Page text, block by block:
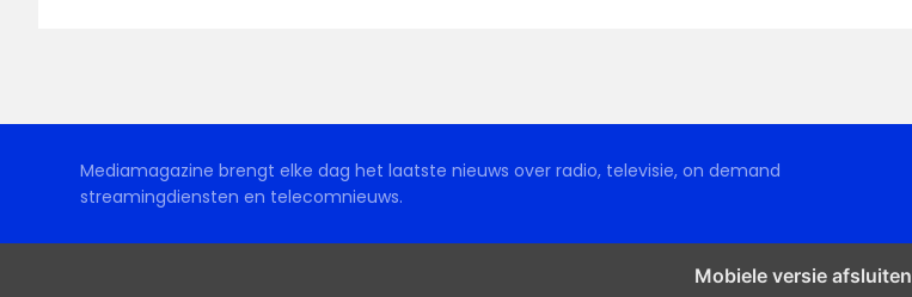
Mediamagazine brengt elke dag het laatste nieuws over radio, televisie, on demand
streamingdiensten en telecomnieuws.
Mobiele versie afsluiten